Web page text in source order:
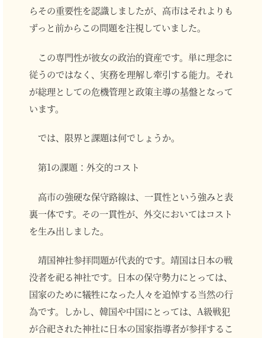
らその重要性を認識しましたが、高市はそれよりも
ずっと前からこの問題を注視していました。
この専門性が彼女の政治的資産です。単に理念に
従うのではなく、実務を理解し牽引する能力。それ
が総理としての危機管理と政策主導の基盤となって
います。
では、限界と課題は何でしょうか。
第1の課題：外交的コスト
高市の強硬な保守路線は、一貫性という強みと表
裏一体です。その一貫性が、外交においてはコスト
を生み出しました。
靖国神社参拝問題が代表的です。靖国は日本の戦
没者を祀る神社です。日本の保守勢力にとっては、
国家のために犠牲になった人々を追悼する当然の行
為です。しかし、韓国や中国にとっては、A級戦犯
が合祀された神社に日本の国家指導者が参拝するこ